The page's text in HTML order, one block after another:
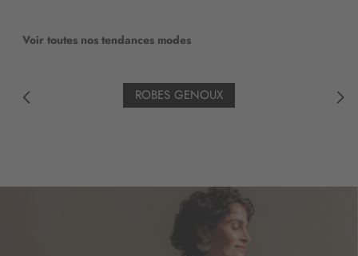
Voir toutes nos tendances modes
ROBES GENOUX